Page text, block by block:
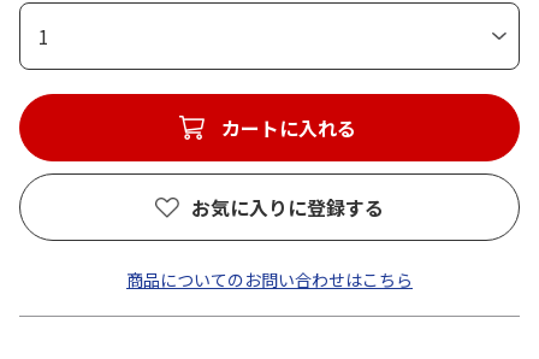
1
カートに入れる
お気に入りに登録する
商品についてのお問い合わせはこちら